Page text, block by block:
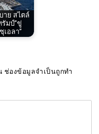
าย สไตล์
รัมป์”ขู่
เอลา”
ช่องข้อมูลจำเป็นถูกทำ